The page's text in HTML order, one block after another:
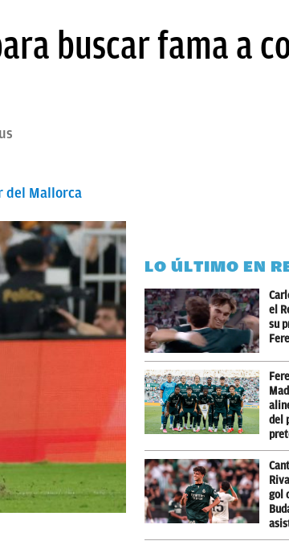
buscar fama a
del Mallorca
LO ÚLTIMO EN
el
su
del
gol